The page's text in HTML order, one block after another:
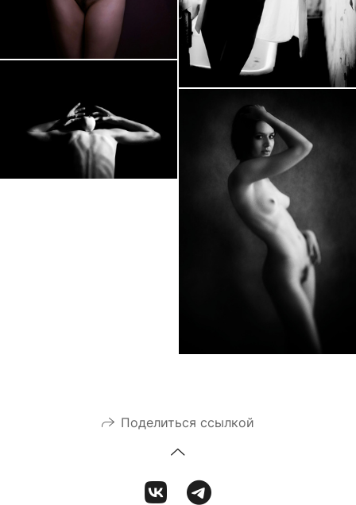
Поделиться ссылкой